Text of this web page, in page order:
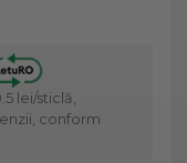
lei/sticlă,
conform